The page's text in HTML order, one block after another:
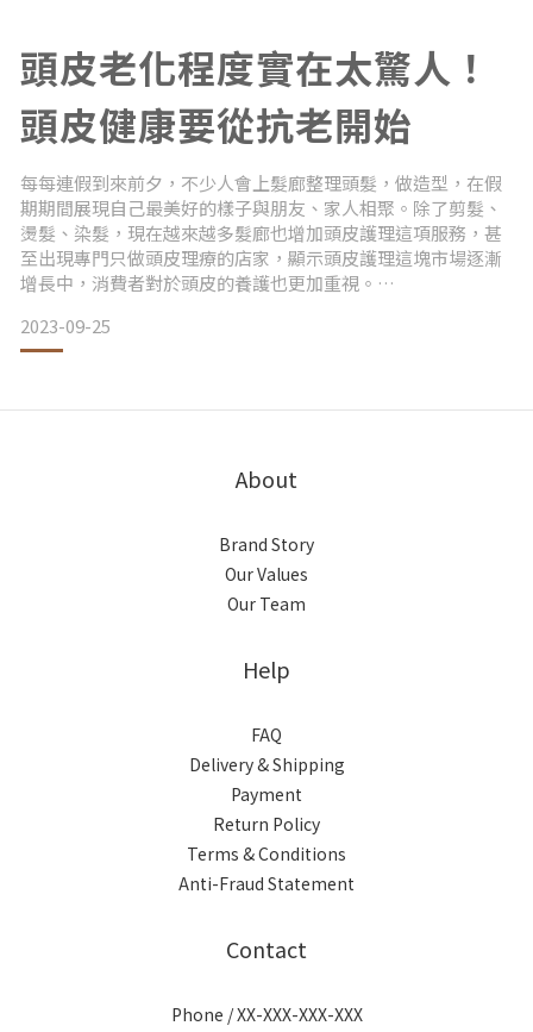
頭皮老化程度實在太驚人！
頭皮健康要從抗老開始
每每連假到來前夕，不少人會上髮廊整理頭髮，做造型，在假
期期間展現自己最美好的樣子與朋友、家人相聚。除了剪髮、
燙髮、染髮，現在越來越多髮廊也增加頭皮護理這項服務，甚
至出現專門只做頭皮理療的店家，顯示頭皮護理這塊市場逐漸
增長中，消費者對於頭皮的養護也更加重視。
頭皮是人的第二張臉，老化速度卻是臉的6倍！頭皮顧得好，頭
根據Grand View Research, Inc.的最新報告顯示，全球頭髮頭
皮護理市場預計2021-2028年複合增長率為6.6%，到2028年
2023-09-25
About
Brand Story
Our Values
Our Team
Help
FAQ
Delivery & Shipping
Payment
Return Policy
Terms & Conditions
Anti-Fraud Statement
Contact
Phone / XX-XXX-XXX-XXX